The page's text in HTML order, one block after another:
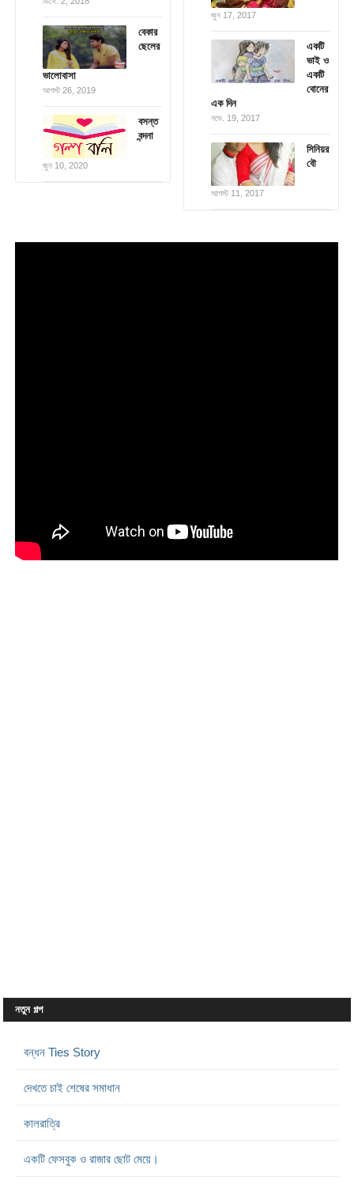
বেকার
ছেলের
ভালোবাসা
আগস্ট 26, 2019
বসন্ত
বন্দনা
জুন 10, 2020
জুন 17, 2017
একটি
ভাই ও
একটি
বোনের
এক দিন
নভে. 19, 2017
সিনিয়র
বৌ
আগস্ট 11, 2017
নতুন গল্প
বন্ধন Ties Story
দেখতে চাই শেষের সমাধান
কালরাত্রি
একটি ফেসবুক ও রাজার ছোট মেয়ে।